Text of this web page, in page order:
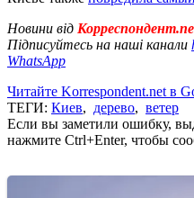
Новини від
Підписуйтесь на наші канали
WhatsApp
Читайте Korrespondent.net в
ТЕГИ: Киев, дерево, ветер
Если вы заметили ошибку,
нажмите Ctrl+Enter, чтобы